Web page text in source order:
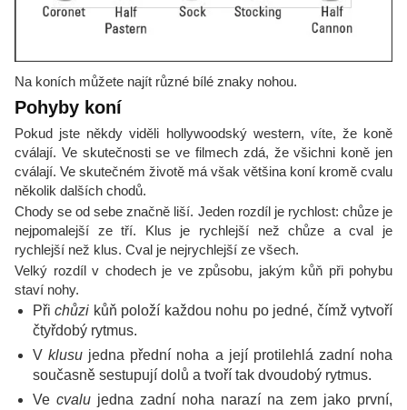
Na koních můžete najít různé bílé znaky nohou.
Pohyby koní
Pokud jste někdy viděli hollywoodský western, víte, že koně
cválají. Ve skutečnosti se ve filmech zdá, že všichni koně jen
cválají. Ve skutečném životě má však většina koní kromě cvalu
několik dalších chodů.
Chody se od sebe značně liší. Jeden rozdíl je rychlost: chůze je
nejpomalejší ze tří. Klus je rychlejší než chůze a cval je
rychlejší než klus. Cval je nejrychlejší ze všech.
Velký rozdíl v chodech je ve způsobu, jakým kůň při pohybu
staví nohy.
Přichůzi kůň položí každou nohu po jedné, čímž vytvoří
čtyřdobý rytmus.
Vklusu jedna přední noha a její protilehlá zadní noha
současně sestupují dolů a tvoří tak dvoudobý rytmus.
Ve cvalu jedna zadní noha narazí na zem jako první,